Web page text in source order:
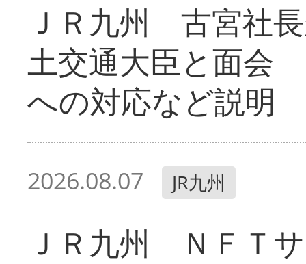
ＪＲ九州 古宮社
土交通大臣と面会
への対応など説明
2026.08.07 JR九州
ＪＲ九州 ＮＦＴ